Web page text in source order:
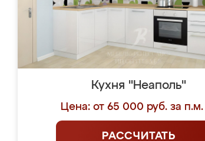
Кухня "Неаполь"
Цена: от 65 000 руб. за п.м.
РАССЧИТАТЬ